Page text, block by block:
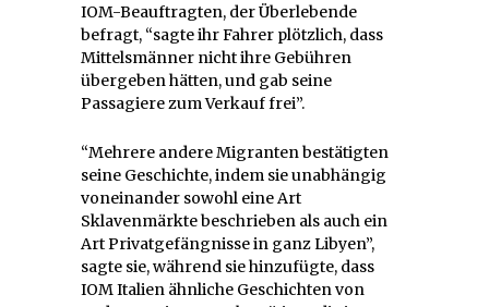
IOM-Beauftragten, der Überlebende
befragt, “sagte ihr Fahrer plötzlich, dass
Mittelsmänner nicht ihre Gebühren
übergeben hätten, und gab seine
Passagiere zum Verkauf frei”.
“Mehrere andere Migranten bestätigten
seine Geschichte, indem sie unabhängig
voneinander sowohl eine Art
Sklavenmärkte beschrieben als auch ein
Art Privatgefängnisse in ganz Libyen”,
sagte sie, während sie hinzufügte, dass
IOM Italien ähnliche Geschichten von